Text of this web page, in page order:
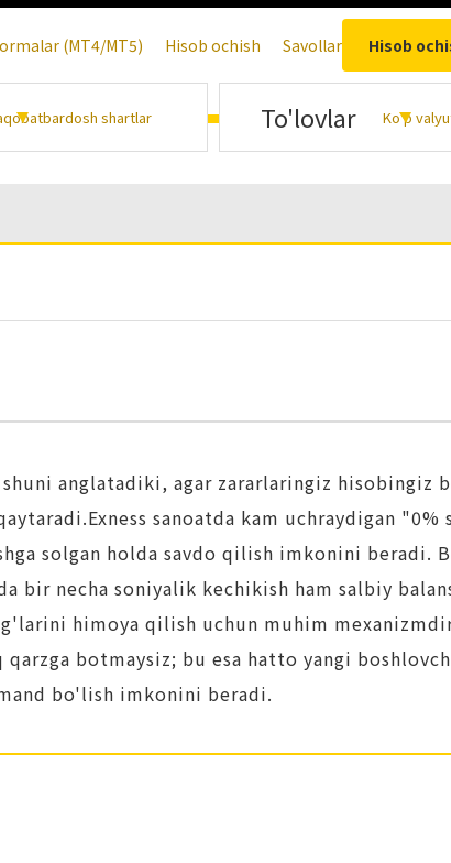
(MT4/MT5) Hisob ochish Savollar Hisob
shartlar To'lovlar Ko'p
anglatadiki, agar zararlaringiz hisobingiz
sanoatda kam uchraydigan
solgan holda savdo qilish imkonini beradi.
bir necha soniyalik kechikish ham salbiy
himoya qilish uchun muhim
botmaysiz; bu esa hatto yangi
bo'lish imkonini beradi.